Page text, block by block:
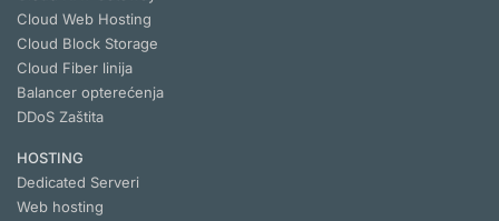
Cloud Web Hosting
Cloud Block Storage
Cloud Fiber linija
Balancer opterećenja
DDoS Zaštita
HOSTING
Dedicated Serveri
Web hosting